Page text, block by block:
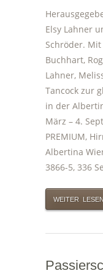
Elsy Lahner
Schröder.
Buchhart,
Lahner,
Tancock zur
in der
März – 4.
PREMIUM,
Albertina
3866-5, 336
WEITER LESEN